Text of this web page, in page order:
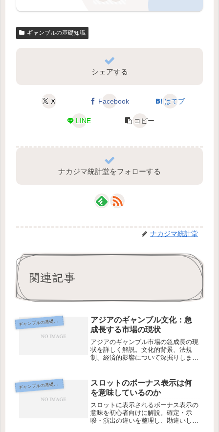
ギャンブルの基礎知識
シェアする
X Facebook はてブ
LINE コピー
ナカジマ統計堂をフォローする
ナカジマ統計堂
関連記事
ギ
ャンブルの基礎知識
アジアのギャンブル文化：急
成長する市場の現状
アジアのギャンブル市場の急成長の現
状を詳しく解説。文化的背景、法規
制、経済的影響について深掘りしま
ギ
ャンブルの基礎知識
スロットのボーナス表示は何
を意味しているのか
スロットに表示されるボーナス表示の
意味を初心者向けに解説。確定・示
唆・演出の違いを整理し、勘違いしや